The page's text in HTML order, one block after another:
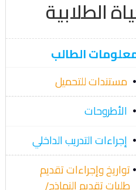
الطلابية
الطالب
مستندات للتحميل
الأطروحات
إجراءات التدريب الداخلي
تواريخ وإجراءات تقديم
طلبات تقديم النماذج/